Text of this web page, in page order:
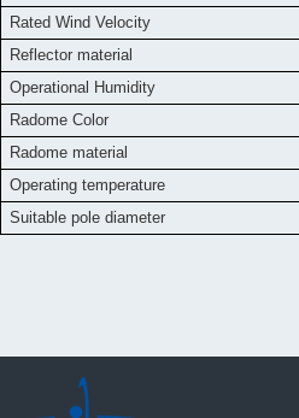
Rated Wind Velocity
Reflector material
Operational Humidity
Radome Color
Radome material
Operating temperature
Suitable pole diameter